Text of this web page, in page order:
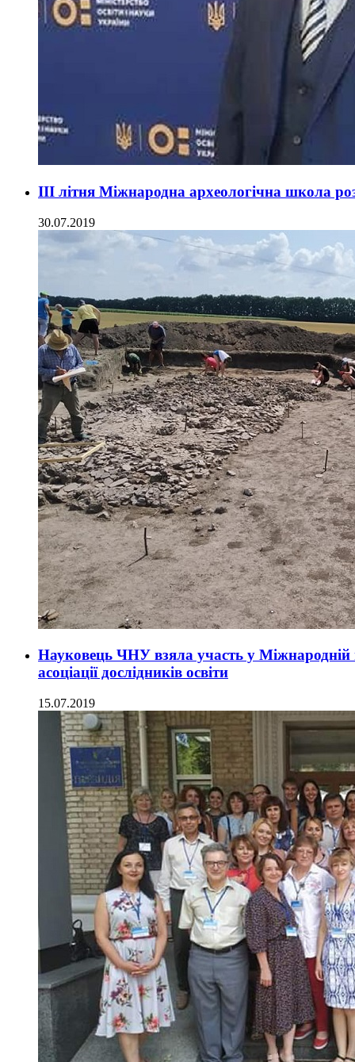
ІІІ літня Міжнародна археологічна школа
30.07.2019
Науковець ЧНУ взяла участь у Міжнародній
асоціації дослідників освіти
15.07.2019